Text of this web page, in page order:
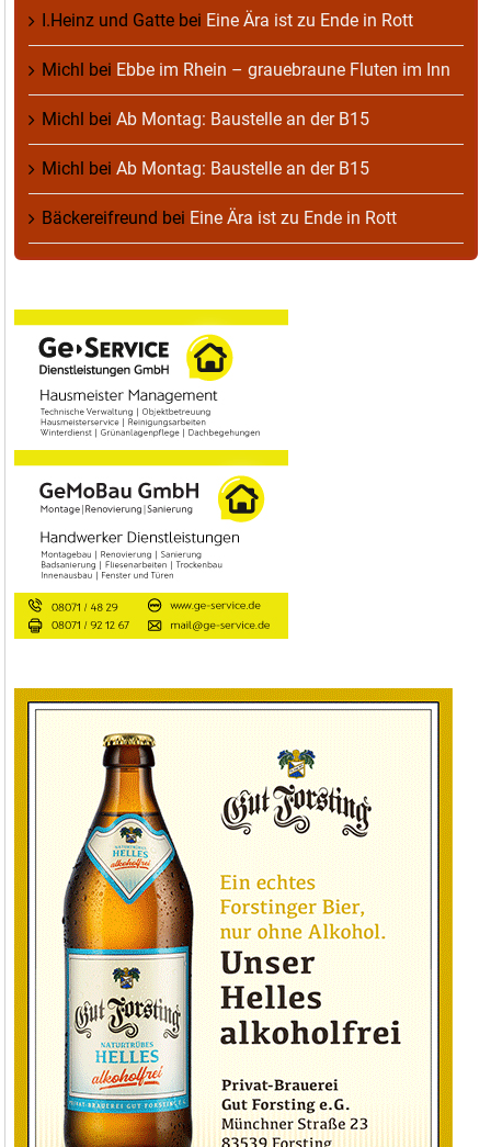
I.Heinz und Gatte bei Eine Ära ist zu Ende in Rott
Michl bei Ebbe im Rhein – grauebraune Fluten im Inn
Michl bei Ab Montag: Baustelle an der B15
Michl bei Ab Montag: Baustelle an der B15
Bäckereifreund bei Eine Ära ist zu Ende in Rott